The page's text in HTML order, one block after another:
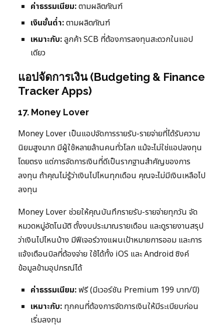
ค่าธรรมเนียม:ตามผลิตภัณฑ์
เงินขั้นต่ำ:ตามผลิตภัณฑ์
เหมาะกับ:ลูกค้า SCB ที่ต้องการลงทุนสะดวกในแอป
เดียว
แอปจัดการเงิน (Budgeting & Finance
Tracker Apps)
17. Money Lover
Money Lover เป็นแอปจัดการรายรับ-รายจ่ายที่ได้รับความ
นิยมสูงมาก มีผู้ใช้หลายล้านคนทั่วโลก แม้จะไม่ใช่แอปลงทุน
โดยตรง แต่การจัดการเงินที่ดีเป็นรากฐานสำคัญของการ
ลงทุน ถ้าคุณไม่รู้ว่าเงินไปไหนทุกเดือน คุณจะไม่มีเงินเหลือไป
ลงทุน
Money Lover ช่วยให้คุณบันทึกรายรับ-รายจ่ายทุกวัน จัด
หมวดหมู่อัตโนมัติ ตั้งงบประมาณรายเดือน และดูรายงานสรุป
ว่าเงินไปไหนบ้าง มีฟีเจอร์วางแผนเป้าหมายการออม และการ
แจ้งเตือนบิลที่ต้องจ่าย ใช้ได้ทั้ง iOS และ Android ซิงค์
ข้อมูลข้ามอุปกรณ์ได้
ค่าธรรมเนียม:ฟรี (มีเวอร์ชัน Premium 199 บาท/ปี)
เหมาะกับ: ทุกคนที่ต้องการจัดการเงินให้มีระเบียบก่อน
เริ่มลงทุน